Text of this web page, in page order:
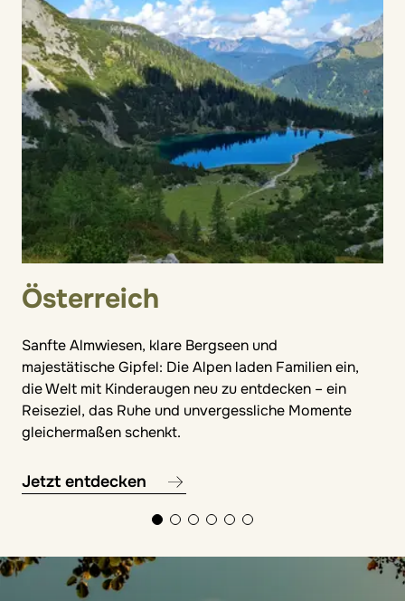
Österreich
Sanfte Almwiesen, klare Bergseen und
majestätische Gipfel: Die Alpen laden Familien ein,
die Welt mit Kinderaugen neu zu entdecken – ein
Reiseziel, das Ruhe und unvergessliche Momente
gleichermaßen schenkt.
Jetzt entdecken